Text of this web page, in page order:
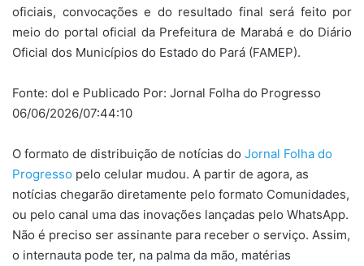
oficiais, convocações e do resultado final será feito por
meio do portal oficial da Prefeitura de Marabá e do Diário
Oficial dos Municípios do Estado do Pará (FAMEP).
Fonte: dol e Publicado Por: Jornal Folha do Progresso
06/06/2026/07:44:10
O formato de distribuição de notícias do Jornal Folha do
Progresso pelo celular mudou. A partir de agora, as
notícias chegarão diretamente pelo formato Comunidades,
ou pelo canal uma das inovações lançadas pelo WhatsApp.
Não é preciso ser assinante para receber o serviço. Assim,
o internauta pode ter, na palma da mão, matérias